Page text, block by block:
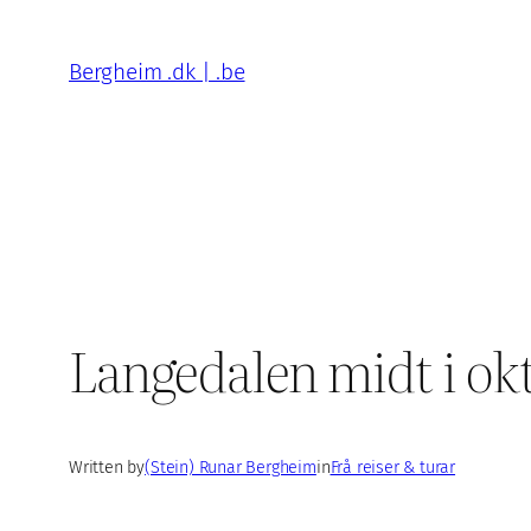
content
Bergheim .dk | .be
Langedalen midt i
Written by(Stein) Runar BergheiminFrå reiser & turar